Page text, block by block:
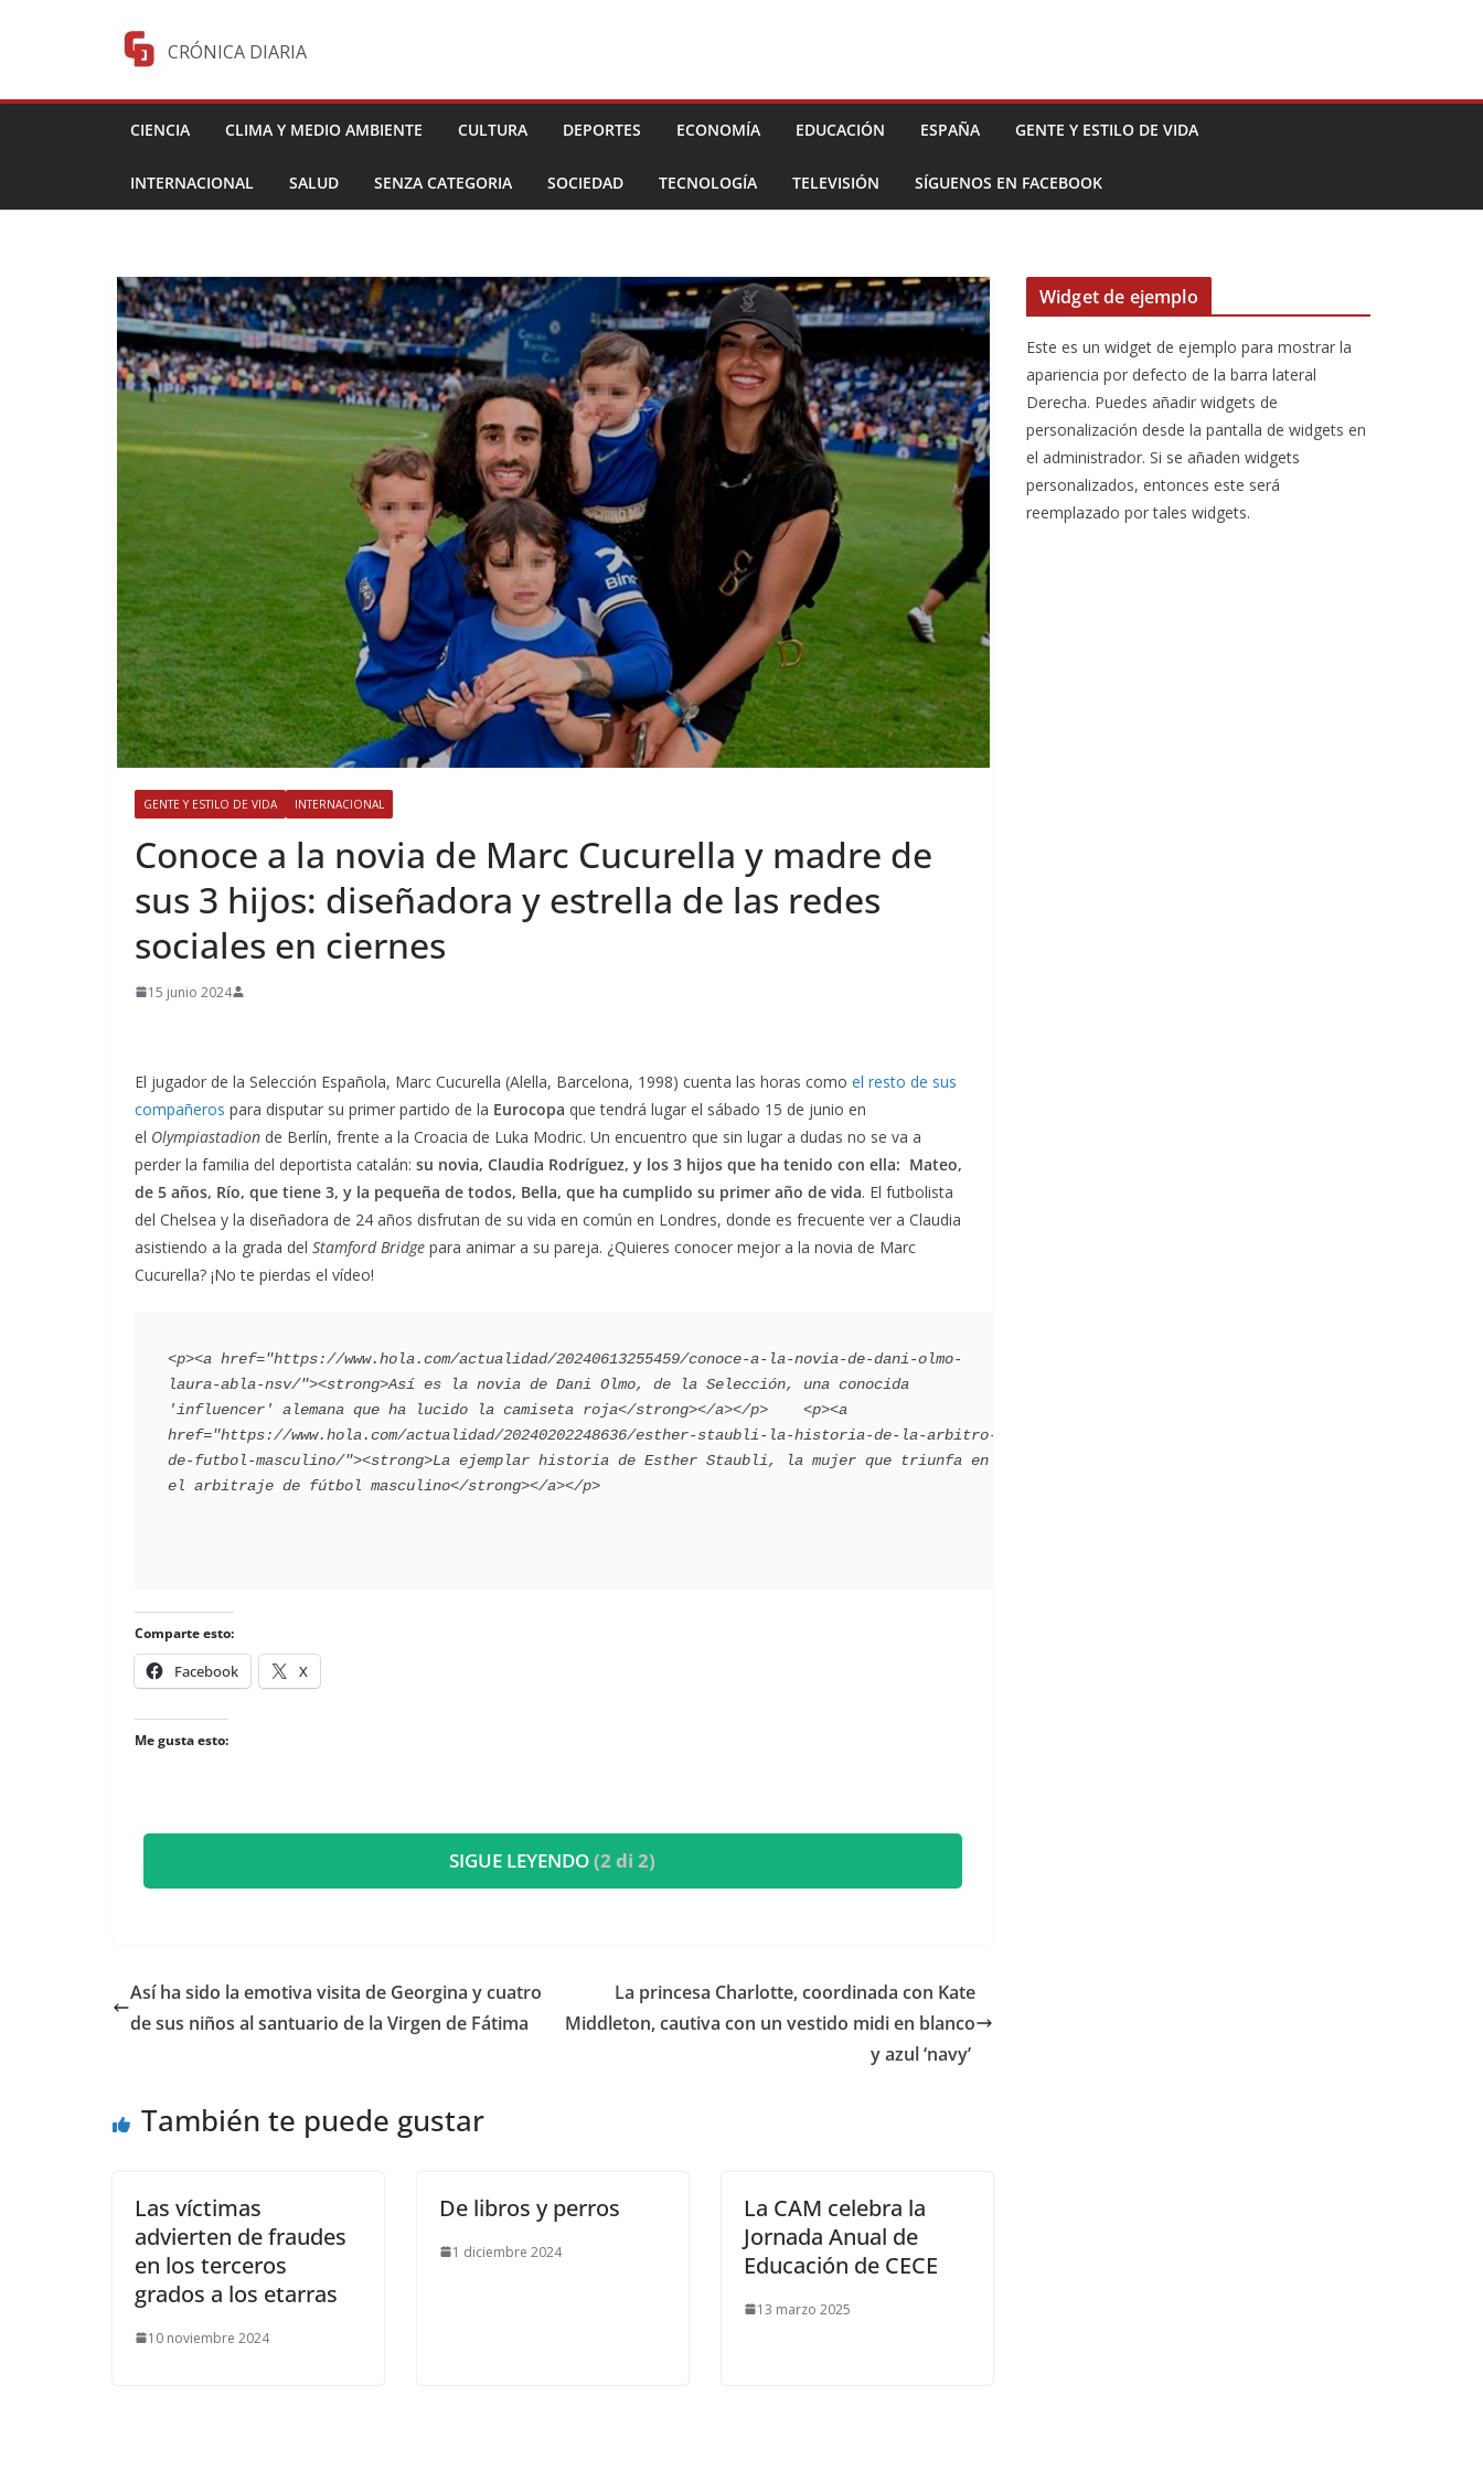
CRÓNICA DIARIA
CIENCIA CLIMA Y MEDIO AMBIENTE CULTURA DEPORTES ECONOMÍA EDUCACIÓN ESPAÑA GENTE Y ESTILO DE VIDA
INTERNACIONAL SALUD SENZA CATEGORIA SOCIEDAD TECNOLOGÍA TELEVISIÓN SÍGUENOS EN FACEBOOK
GENTE Y ESTILO DE VIDA INTERNACIONAL
​Conoce a la novia de Marc Cucurella y madre de
sus 3 hijos: diseñadora y estrella de las redes
sociales en ciernes
15 junio 2024
El jugador de la Selección Española, Marc Cucurella (Alella, Barcelona, 1998) cuenta las horas como el resto de sus
compañeros para disputar su primer partido de la Eurocopa que tendrá lugar el sábado 15 de junio en
el Olympiastadion de Berlín, frente a la Croacia de Luka Modric. Un encuentro que sin lugar a dudas no se va a
perder la familia del deportista catalán: su novia, Claudia Rodríguez, y los 3 hijos que ha tenido con ella: Mateo,
de 5 años, Río, que tiene 3, y la pequeña de todos, Bella, que ha cumplido su primer año de vida. El futbolista
del Chelsea y la diseñadora de 24 años disfrutan de su vida en común en Londres, donde es frecuente ver a Claudia
asistiendo a la grada del Stamford Bridge para animar a su pareja. ¿Quieres conocer mejor a la novia de Marc
Cucurella? ¡No te pierdas el vídeo!
<p><a href="https://www.hola.com/actualidad/20240613255459/conoce-a-la-novia-de-dani-olmo-
laura-abla-nsv/"><strong>Así es la novia de Dani Olmo, de la Selección, una conocida
'influencer' alemana que ha lucido la camiseta roja</strong></a></p>    <p><a
href="https://www.hola.com/actualidad/20240202248636/esther-staubli-la-historia-de-la-arbitro-
de-futbol-masculino/"><strong>La ejemplar historia de Esther Staubli, la mujer que triunfa en
Comparte esto:
Facebook X
Me gusta esto:
SIGUE LEYENDO(2 di 2)
​Así ha sido la emotiva visita de Georgina y cuatro
de sus niños al santuario de la Virgen de Fátima
​La princesa Charlotte, coordinada con Kate
Middleton, cautiva con un vestido midi en blanco
y azul ‘navy’
También te puede gustar
Las víctimas
advierten de fraudes
en los terceros
grados a los etarras
10 noviembre 2024
De libros y perros
1 diciembre 2024
La CAM celebra la
Jornada Anual de
Educación de CECE
13 marzo 2025
Widget de ejemplo
Este es un widget de ejemplo para mostrar la
apariencia por defecto de la barra lateral
Derecha. Puedes añadir widgets de
personalización desde la pantalla de widgets en
el administrador. Si se añaden widgets
personalizados, entonces este será
reemplazado por tales widgets.